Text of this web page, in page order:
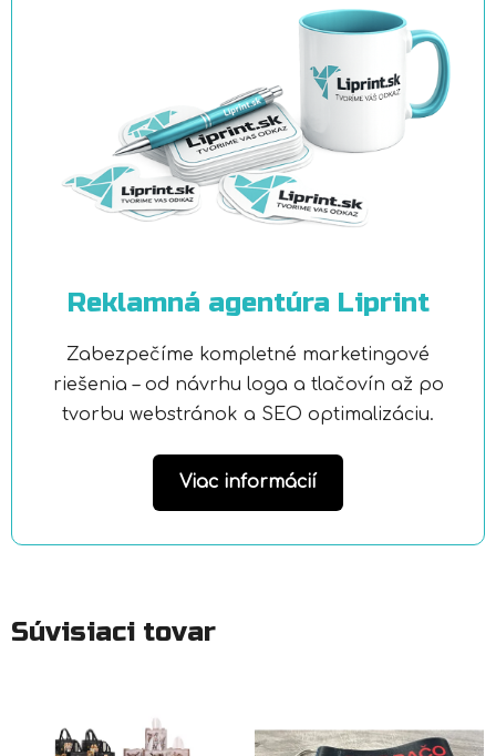
Reklamná agentúra Liprint
Zabezpečíme kompletné marketingové
riešenia – od návrhu loga a tlačovín až po
tvorbu webstránok a SEO optimalizáciu.
Viac informácií
Súvisiaci tovar